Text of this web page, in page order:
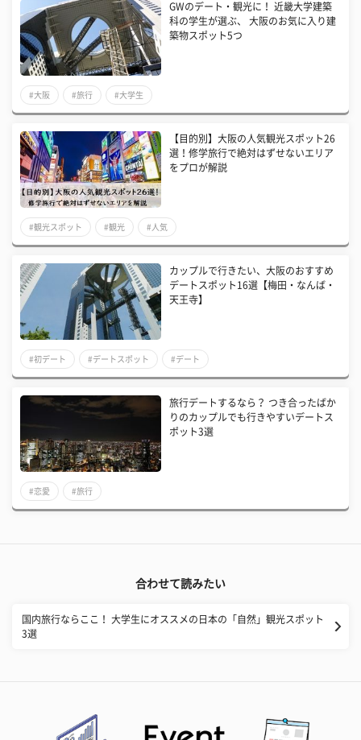
GWのデート・観光に！ 近畿大学建築
科の学生が選ぶ、 大阪のお気に入り建
築物スポット5つ
#大阪 #旅行 #大学生
【目的別】大阪の人気観光スポット26
選！修学旅行で絶対はずせないエリア
をプロが解説
#観光スポット #観光 #人気
カップルで行きたい、大阪のおすすめ
デートスポット16選【梅田・なんば・
天王寺】
#初デート #デートスポット #デート
旅行デートするなら？ つき合ったばか
りのカップルでも行きやすいデートス
ポット3選
#恋愛 #旅行
合わせて読みたい
国内旅行ならここ！ 大学生にオススメの日本の「自然」観光スポット
3選